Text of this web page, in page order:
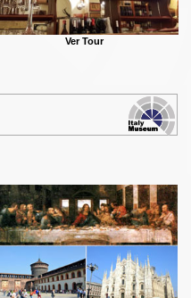
Ver Tour